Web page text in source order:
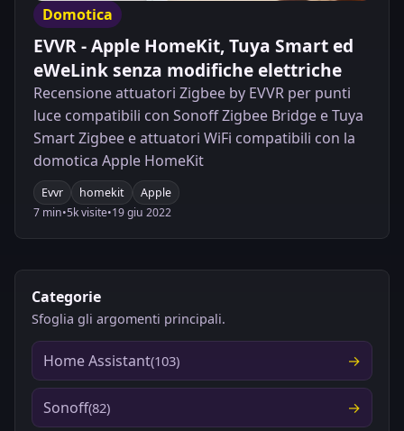
Domotica
EVVR - Apple HomeKit, Tuya Smart ed
eWeLink senza modifiche elettriche
Recensione attuatori Zigbee by EVVR per punti
luce compatibili con Sonoff Zigbee Bridge e Tuya
Smart Zigbee e attuatori WiFi compatibili con la
domotica Apple HomeKit
Evvr homekit
Apple
7 min•5k visite•19 giu 2022
Categorie
Sfoglia gli argomenti principali.
Home Assistant(103)
Sonoff(82)